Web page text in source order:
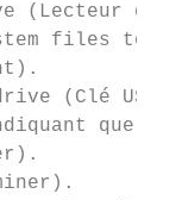
(Lecteur de
files to
(Clé
que